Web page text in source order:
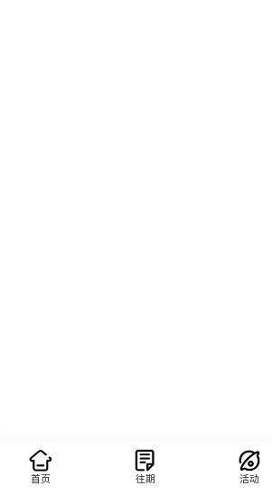
首页 往期 活动